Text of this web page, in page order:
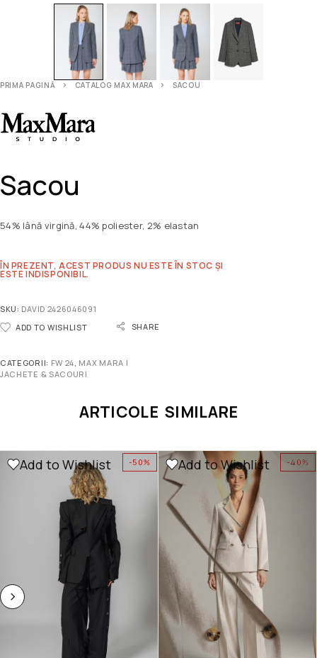
PRIMA PAGINĂ CATALOG MAX MARA SACOU
Sacou
54% lână virgină, 44% poliester, 2% elastan
ÎN PREZENT, ACEST PRODUS NU ESTE ÎN STOC ȘI
ESTE INDISPONIBIL.
SKU: DAVID 2426046091
ADD TO WISHLIST
SHARE
CATEGORII: FW 24, MAX MARA |
JACHETE & SACOURI
ARTICOLE SIMILARE
-50%
Add to Wishlist -40%
Add to Wishlist